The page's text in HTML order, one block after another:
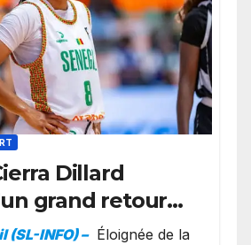
Dillard
grand retour
?
(SL-INFO) – Éloignée de la